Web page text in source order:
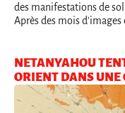
des manifestations de
Après des mois
NETANYAHOU
ORIENT DANS UNE